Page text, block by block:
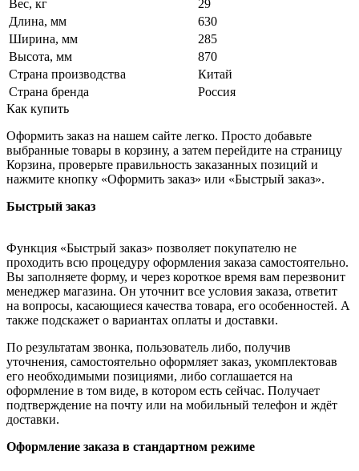
Вес, кг
29
Длина, мм
630
Ширина, мм
285
Высота, мм
870
Страна производства
Китай
Страна бренда
Россия
Как купить
Оформить заказ на нашем сайте легко. Просто добавьте
выбранные товары в корзину, а затем перейдите на страницу
Корзина, проверьте правильность заказанных позиций и
нажмите кнопку «Оформить заказ» или «Быстрый заказ».
Быстрый заказ
Функция «Быстрый заказ» позволяет покупателю не
проходить всю процедуру оформления заказа самостоятельно.
Вы заполняете форму, и через короткое время вам перезвонит
менеджер магазина. Он уточнит все условия заказа, ответит
на вопросы, касающиеся качества товара, его особенностей. А
также подскажет о вариантах оплаты и доставки.
По результатам звонка, пользователь либо, получив
уточнения, самостоятельно оформляет заказ, укомплектовав
его необходимыми позициями, либо соглашается на
оформление в том виде, в котором есть сейчас. Получает
подтверждение на почту или на мобильный телефон и ждёт
доставки.
Оформление заказа в стандартном режиме